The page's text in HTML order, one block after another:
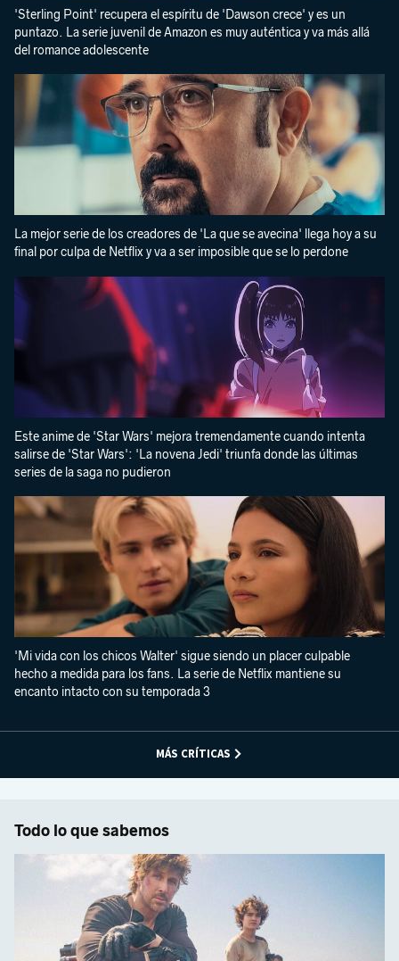
'Sterling Point' recupera el espíritu de 'Dawson crece' y es un
puntazo. La serie juvenil de Amazon es muy auténtica y va más allá
del romance adolescente
La mejor serie de los creadores de 'La que se avecina' llega hoy a su
final por culpa de Netflix y va a ser imposible que se lo perdone
Este anime de 'Star Wars' mejora tremendamente cuando intenta
salirse de 'Star Wars': 'La novena Jedi' triunfa donde las últimas
series de la saga no pudieron
'Mi vida con los chicos Walter' sigue siendo un placer culpable
hecho a medida para los fans. La serie de Netflix mantiene su
encanto intacto con su temporada 3
MÁS CRÍTICAS
Todo lo que sabemos